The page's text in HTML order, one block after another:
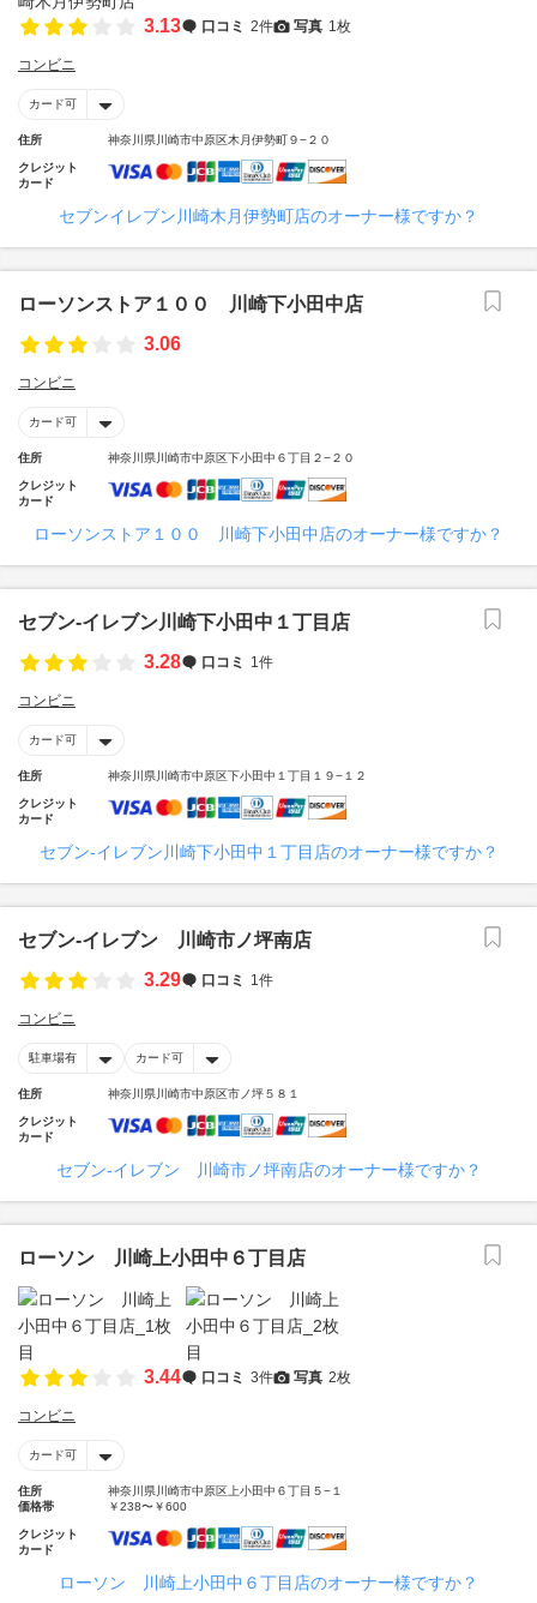
3.13 口コミ 2件 写真 1枚
コンビニ
カード可
住所 神奈川県川崎市中原区木月伊勢町９−２０
クレジット
カード
セブンイレブン川崎木月伊勢町店のオーナー様ですか？
ローソンストア１００ 川崎下小田中店
3.06
コンビニ
カード可
住所 神奈川県川崎市中原区下小田中６丁目２−２０
クレジット
カード
ローソンストア１００ 川崎下小田中店のオーナー様ですか？
セブン‐イレブン川崎下小田中１丁目店
3.28
口コミ 1件
コンビニ
カード可
住所 神奈川県川崎市中原区下小田中１丁目１９−１２
クレジット
カード
セブン‐イレブン川崎下小田中１丁目店のオーナー様ですか？
セブン‐イレブン 川崎市ノ坪南店
3.29
口コミ 1件
コンビニ
駐車場有 カード可
住所 神奈川県川崎市中原区市ノ坪５８１
クレジット
カード
セブン‐イレブン 川崎市ノ坪南店のオーナー様ですか？
ローソン 川崎上小田中６丁目店
3.44 口コミ 3件 写真 2枚
コンビニ
カード可
住所
神奈川県川崎市中原区上小田中６丁目５−１
価格帯
￥238〜￥600
クレジット
カード
ローソン 川崎上小田中６丁目店のオーナー様ですか？